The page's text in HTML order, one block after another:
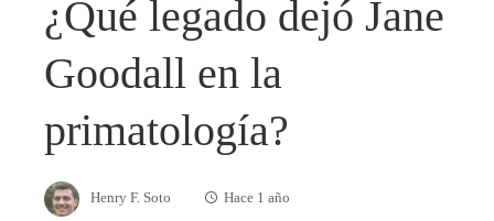
¿Qué legado dejó Jane
Goodall en la
primatología?
Henry F. Soto Hace 1 año